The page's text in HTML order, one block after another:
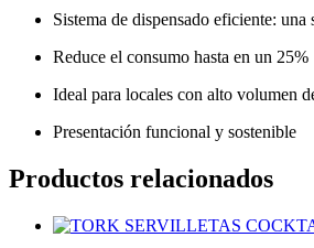
Sistema de dispensado eficiente:
Reduce el consumo hasta en un 25%
Ideal para locales con alto volumen
Presentación funcional y sostenible
Productos relacionados